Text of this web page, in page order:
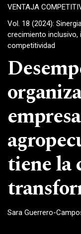
VENTAJA
Vol. 18 (2024):
crecimiento inclusivo,
competitividad
tiene la
Sara Guerrero-